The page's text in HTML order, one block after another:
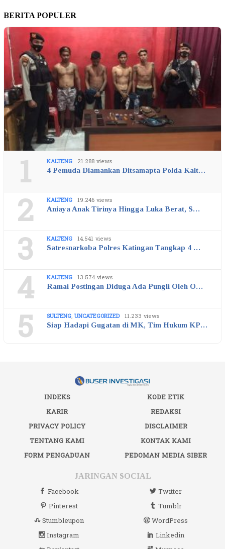
BERITA POPULER
1 KALTENG 21.288 views
4 Pemuda Diamankan Ditsamapta Polda Kalt…
2 KALTENG 19.246 views
Aniaya Anak Tirinya Hingga Luka Berat, S…
3 KALTENG 14.541 views
Satresnarkoba Polres Katingan Tangkap 4 …
4 KALTENG 13.574 views
Ramai Postingan Diduga Ada Pungli Oleh O…
5 SULTENG, UNCATEGORIZED 11.233 views
Siap Hadapi Gugatan di MK, Tim Hukum KP…
INDEKS
KODE ETIK
KARIR
REDAKSI
PRIVACY POLICY
DISCLAIMER
TENTANG KAMI
KONTAK KAMI
FORM PENGADUAN
PEDOMAN MEDIA SIBER
JARINGAN SOCIAL
Facebook
Twitter
Pinterest
Tumblr
Stumbleupon
WordPress
Instagram
Linkedin